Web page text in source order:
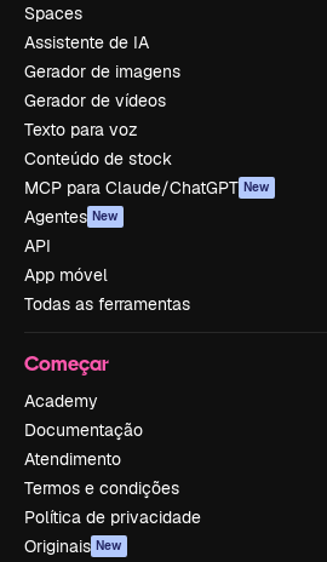
Spaces
Assistente de IA
Gerador de imagens
Gerador de vídeos
Texto para voz
Conteúdo de stock
MCP para Claude/ChatGPT New
Agentes New
API
App móvel
Todas as ferramentas
Começar
Academy
Documentação
Atendimento
Termos e condições
Política de privacidade
Originais New